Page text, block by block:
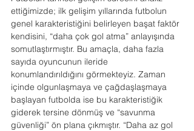
ettiğimizde; ilk gelişim yıllarında futbolun
genel karakteristiğini belirleyen başat faktör
kendisini, “daha çok gol atma” anlayışında
somutlaştırmıştır. Bu amaçla, daha fazla
sayıda oyuncunun ileride
konumlandırıldığını görmekteyiz. Zaman
içinde olgunlaşmaya ve çağdaşlaşmaya
başlayan futbolda ise bu karakteristiğik
giderek tersine dönmüş ve “savunma
güvenliği” ön plana çıkmıştır. “Daha az gol